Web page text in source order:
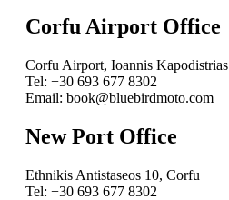
Corfu Airport Office
Corfu Airport, Ioannis Kapodistrias
Tel: +30 693 677 8302
Email: book@bluebirdmoto.com
New Port Office
Ethnikis Antistaseos 10, Corfu
Tel: +30 693 677 8302